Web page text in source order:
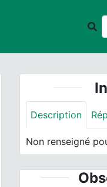
Description
Non renseigné